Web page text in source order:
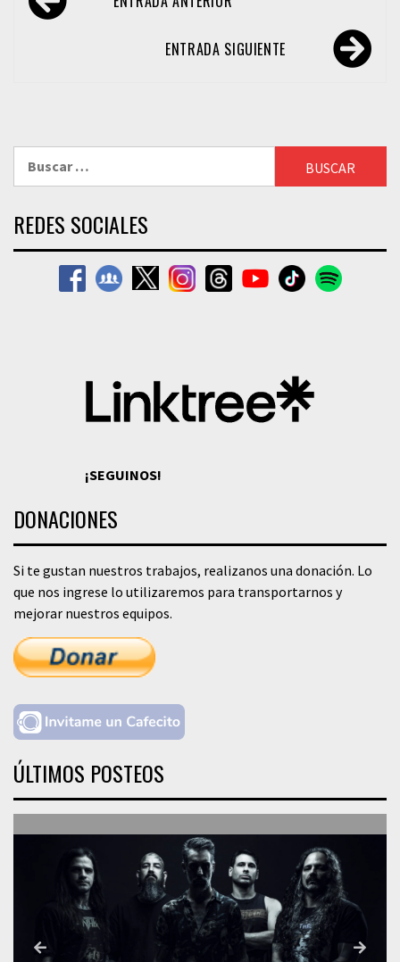
de
ENTRADA SIGUIENTE
REDES SOCIALES
¡SEGUINOS!
DONACIONES
Si te gustan nuestros trabajos, realizanos una donación. Lo
que nos ingrese lo utilizaremos para transportarnos y
mejorar nuestros equipos.
ÚLTIMOS POSTEOS